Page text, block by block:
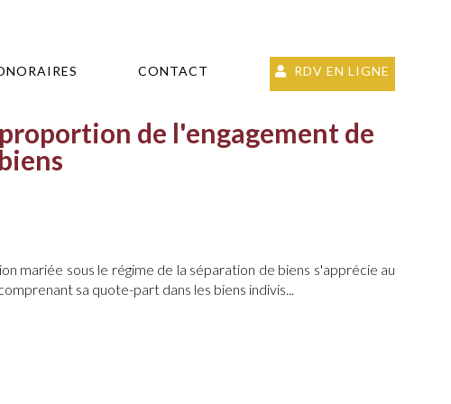
CONTACT RDV EN LIGNE
de l'engagement de
mariée sous le régime de la séparation de biens s'apprécie au
sa quote-part dans les biens indivis...